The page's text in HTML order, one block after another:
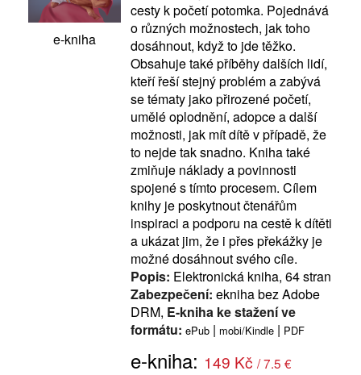
e-kniha
cesty k početí potomka. Pojednává
o různých možnostech, jak toho
dosáhnout, když to jde těžko.
Obsahuje také příběhy dalších lidí,
kteří řeší stejný problém a zabývá
se tématy jako přirozené početí,
umělé oplodnění, adopce a další
možnosti, jak mít dítě v případě, že
to nejde tak snadno. Kniha také
zmiňuje náklady a povinnosti
spojené s tímto procesem. Cílem
knihy je poskytnout čtenářům
inspiraci a podporu na cestě k dítěti
a ukázat jim, že i přes překážky je
možné dosáhnout svého cíle.
Popis: Elektronická kniha, 64 stran
Zabezpečení: ekniha bez Adobe
DRM, E-kniha ke stažení ve
formátu: ePub | mobi/Kindle | PDF
e-kniha: 149 Kč / 7.5 €